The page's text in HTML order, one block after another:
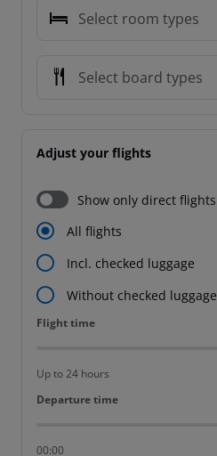
Select room types
Select board types
Adjust your flights
Show only direct flights
All flights
Incl. checked luggage
Without checked luggage
Flight time
Flight time
Up to 24 hours
Departure time
Departure time
00:00